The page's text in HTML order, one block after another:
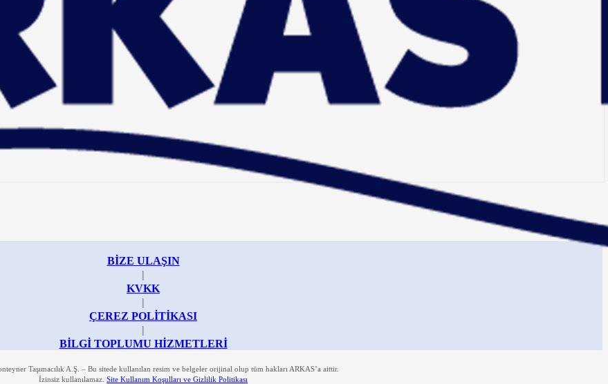
BİZE ULAŞIN
|
KVKK
|
ÇEREZ POLİTİKASI
|
BİLGİ TOPLUMU HİZMETLERİ
Taşımacılık A.Ş. – Bu sitede kullanılan resim ve belgeler orijinal olup tüm hakları ARKAS’a aittir.
İzinsiz kullanılamaz. Site Kullanım Koşulları ve Gizlilik Politikası